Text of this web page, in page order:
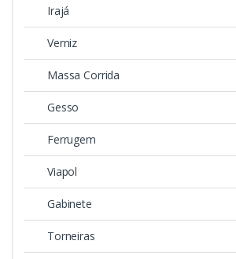
Irajá
Verniz
Massa Corrida
Gesso
Ferrugem
Viapol
Gabinete
Torneiras